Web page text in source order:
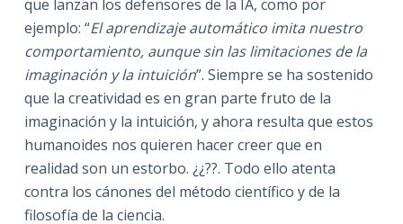
que lanzan los defensores de la IA, como por
ejemplo: “El aprendizaje automático imita nuestro
comportamiento, aunque sin las limitaciones de la
imaginación y la intuición”. Siempre se ha sostenido
que la creatividad es en gran parte fruto de la
imaginación y la intuición, y ahora resulta que estos
humanoides nos quieren hacer creer que en
realidad son un estorbo. ¿¿??. Todo ello atenta
contra los cánones del método científico y de la
filosofía de la ciencia.